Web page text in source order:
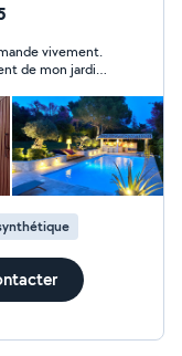
: en
paysagère :
Terrain de
Terrasse
et
quand
générale,
vivement.
de mon jardin :
et
fait appel
notamment sur